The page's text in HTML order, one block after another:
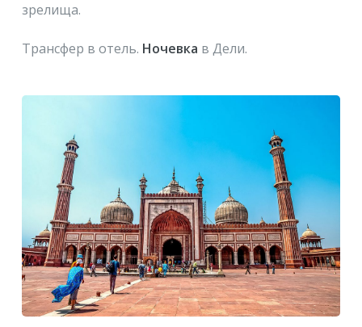
зрелища.
Трансфер в отель. Ночевка в Дели.